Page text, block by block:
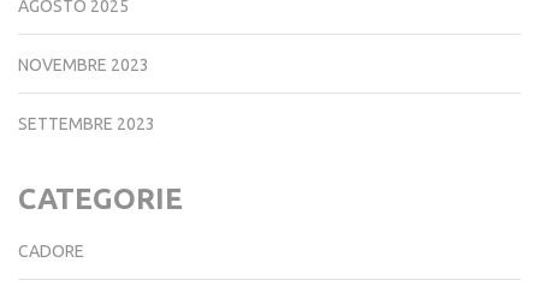
AGOSTO 2025
NOVEMBRE 2023
CADORE